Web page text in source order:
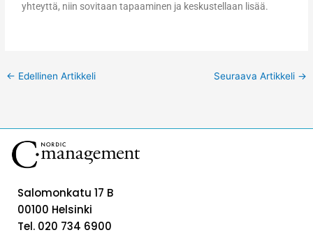
yhteyttä, niin sovitaan tapaaminen ja keskustellaan lisää.
← Edellinen Artikkeli Seuraava Artikkeli →
Salomonkatu 17 B
00100 Helsinki
Tel. 020 734 6900